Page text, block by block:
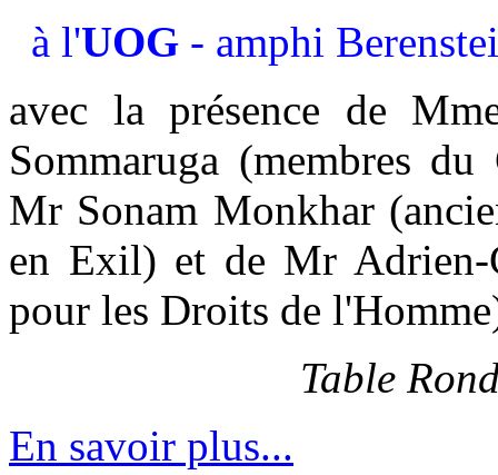
à l'UOG- amphi
avec la présence de
Sommaruga (membres
Mr Sonam Monkhar
en Exil) et de Mr Adrien-
pour les Droits de
Table
En savoir plus...